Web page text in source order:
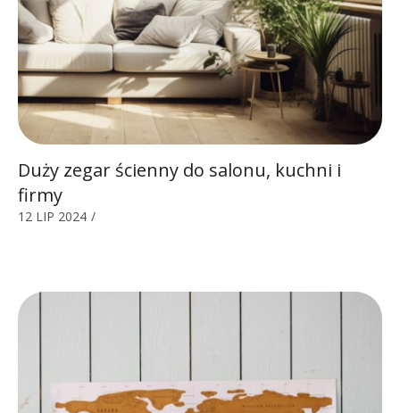
Duży zegar ścienny do salonu, kuchni i
firmy
12 LIP 2024 /